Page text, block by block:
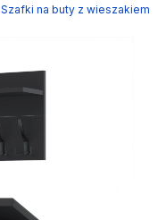
Szafki na buty z wieszakiem